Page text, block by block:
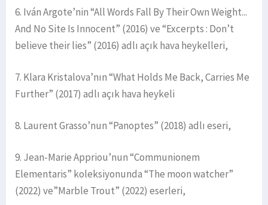
6. Iván Argote’nin “All Words Fall By Their Own Weight...
And No Site Is Innocent” (2016) ve “Excerpts : Don’t
believe their lies” (2016) adlı açık hava heykelleri,
7. Klara Kristalova’nın “What Holds Me Back, Carries Me
Further” (2017) adlı açık hava heykeli
8. Laurent Grasso’nun “Panoptes” (2018) adlı eseri,
9. Jean-Marie Appriou’nun “Communionem
Elementaris” koleksiyonunda “The moon watcher”
(2022) ve”Marble Trout” (2022) eserleri,